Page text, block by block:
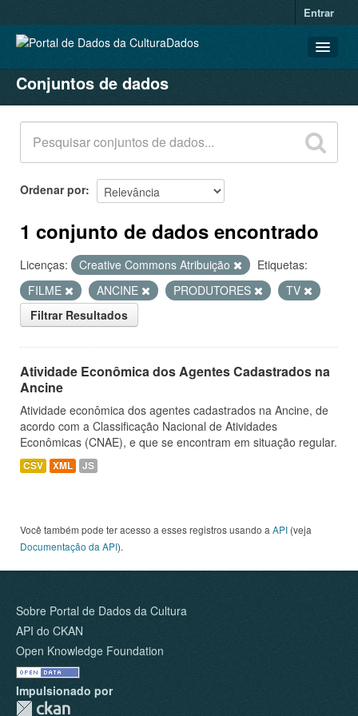
Entrar
CONJUNTOS DE DADOS
ORGANIZAÇÕES
GRUPOS
SOBRE
Conjuntos de dados
Ordenar por
1 conjunto de dados encontrado
Licenças: Creative Commons Atribuição
Etiquetas:
FILME
ANCINE PRODUTORES
TV
Filtrar Resultados
Atividade Econômica dos Agentes Cadastrados na
Ancine
Atividade econômica dos agentes cadastrados na Ancine, de
acordo com a Classificação Nacional de Atividades
Econômicas (CNAE), e que se encontram em situação regular.
CSV XML JS
Você também pode ter acesso a esses registros usando a API (veja
Documentação da API).
Sobre Portal de Dados da Cultura
API do CKAN
Open Knowledge Foundation
Impulsionado por